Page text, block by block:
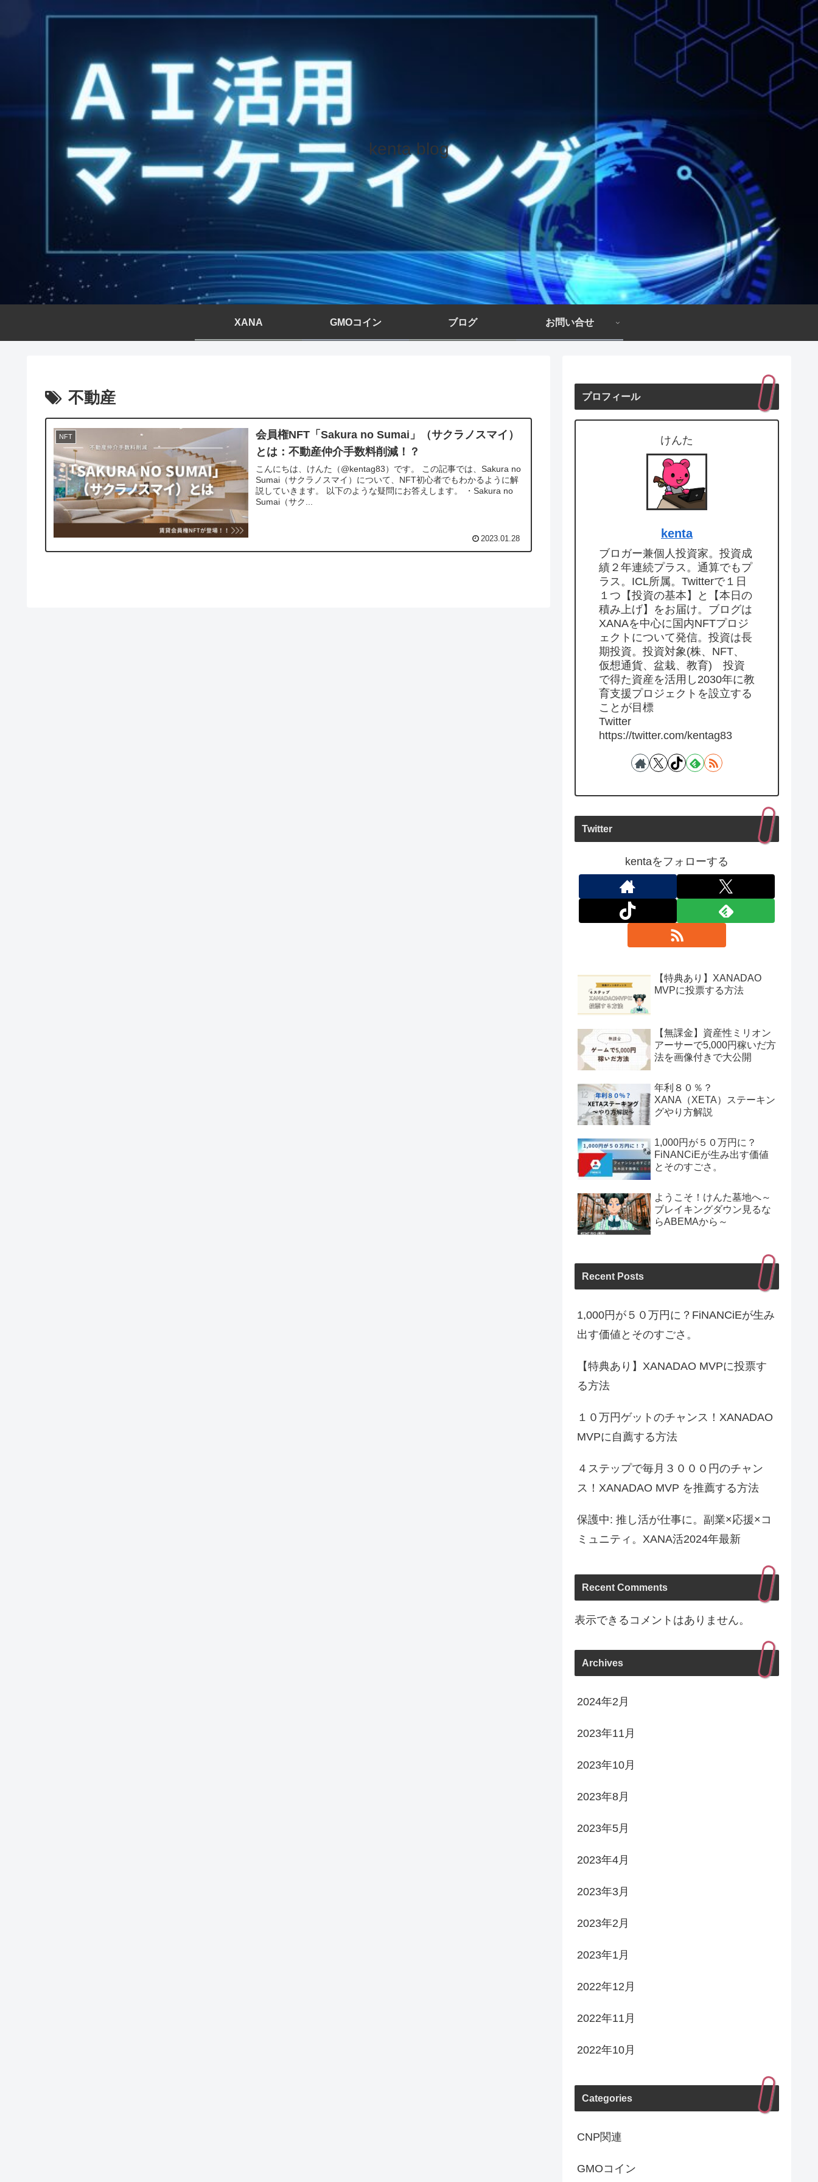
kenta blog
XANA GMOコイン ブログ お問い合せ
不動産
NFT
会員権NFT「Sakura no Sumai」（サクラノスマイ）
とは：不動産仲介手数料削減！？
こんにちは、けんた（@kentag83）です。 この記事では、Sakura no
Sumai（サクラノスマイ）について、NFT初心者でもわかるように解
説していきます。 以下のような疑問にお答えします。 ・Sakura no
Sumai（サク...
2023.01.28
プロフィール
けんた
kenta
ブロガー兼個人投資家。投資成
績２年連続プラス。通算でもプ
ラス。ICL所属。Twitterで１日
１つ【投資の基本】と【本日の
積み上げ】をお届け。ブログは
XANAを中心に国内NFTプロジ
ェクトについて発信。投資は長
期投資。投資対象(株、NFT、
仮想通貨、盆栽、教育) 投資
で得た資産を活用し2030年に教
育支援プロジェクトを設立する
ことが目標
Twitter
https://twitter.com/kentag83
Twitter
kentaをフォローする
【特典あり】XANADAO
MVPに投票する方法
【無課金】資産性ミリオン
アーサーで5,000円稼いだ方
法を画像付きで大公開
年利８０％？
XANA（XETA）ステーキン
グやり方解説
1,000円が５０万円に？
FiNANCiEが生み出す価値
とそのすごさ。
ようこそ！けんた墓地へ～
ブレイキングダウン見るな
らABEMAから～
Recent Posts
1,000円が５０万円に？FiNANCiEが生み
出す価値とそのすごさ。
【特典あり】XANADAO MVPに投票す
る方法
１０万円ゲットのチャンス！XANADAO
MVPに自薦する方法
４ステップで毎月３０００円のチャン
ス！XANADAO MVP を推薦する方法
保護中: 推し活が仕事に。副業×応援×コ
ミュニティ。XANA活2024年最新
Recent Comments
表示できるコメントはありません。
Archives
2024年2月
2023年11月
2023年10月
2023年8月
2023年5月
2023年4月
2023年3月
2023年2月
2023年1月
2022年12月
2022年11月
2022年10月
Categories
CNP関連
GMOコイン